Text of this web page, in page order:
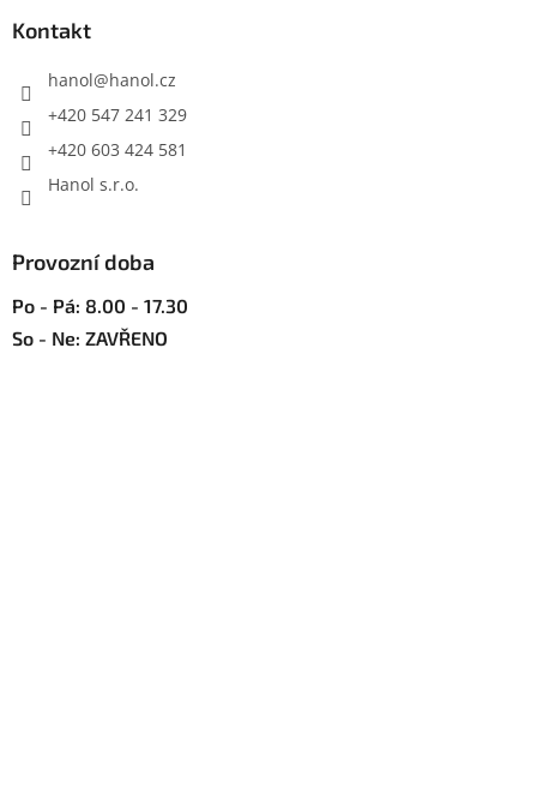
Kontakt
hanol@hanol.cz
+420 547 241 329
+420 603 424 581
Hanol s.r.o.
Provozní doba
Po - Pá: 8.00 - 17.30
So - Ne: ZAVŘENO